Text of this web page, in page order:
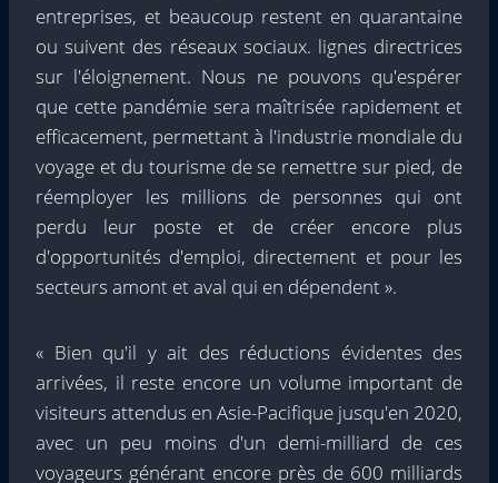
entreprises, et beaucoup restent en quarantaine
ou suivent des réseaux sociaux. lignes directrices
sur l'éloignement. Nous ne pouvons qu'espérer
que cette pandémie sera maîtrisée rapidement et
efficacement, permettant à l'industrie mondiale du
voyage et du tourisme de se remettre sur pied, de
réemployer les millions de personnes qui ont
perdu leur poste et de créer encore plus
d'opportunités d'emploi, directement et pour les
secteurs amont et aval qui en dépendent ».
« Bien qu'il y ait des réductions évidentes des
arrivées, il reste encore un volume important de
visiteurs attendus en Asie-Pacifique jusqu'en 2020,
avec un peu moins d'un demi-milliard de ces
voyageurs générant encore près de 600 milliards